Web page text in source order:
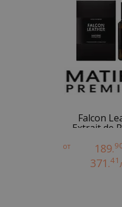
Falcon
Extrait de
от 189.
371.41